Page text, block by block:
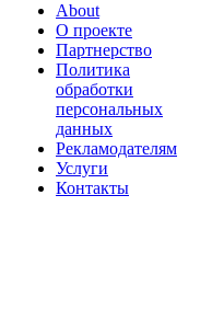
About
О проекте
Партнерство
Политика
обработки
персональных
данных
Рекламодателям
Услуги
Контакты